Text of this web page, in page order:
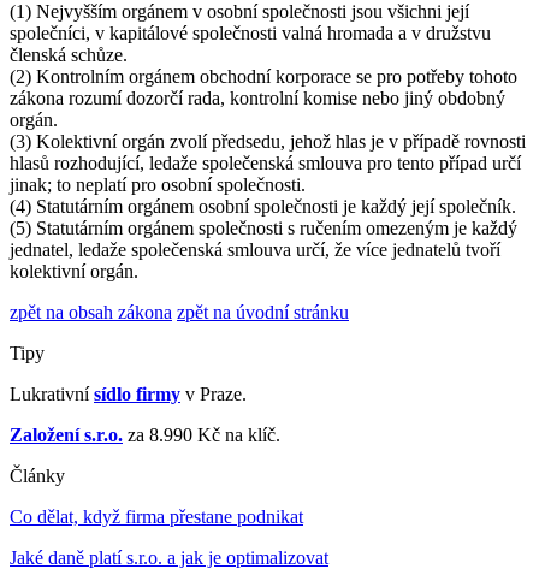
(1) Nejvyšším orgánem v osobní společnosti jsou všichni její
společníci, v kapitálové společnosti valná hromada a v družstvu
členská schůze.
(2) Kontrolním orgánem obchodní korporace se pro potřeby tohoto
zákona rozumí dozorčí rada, kontrolní komise nebo jiný obdobný
orgán.
(3) Kolektivní orgán zvolí předsedu, jehož hlas je v případě rovnosti
hlasů rozhodující, ledaže společenská smlouva pro tento případ určí
jinak; to neplatí pro osobní společnosti.
(4) Statutárním orgánem osobní společnosti je každý její společník.
(5) Statutárním orgánem společnosti s ručením omezeným je každý
jednatel, ledaže společenská smlouva určí, že více jednatelů tvoří
kolektivní orgán.
zpět na obsah zákona zpět na úvodní stránku
Tipy
Lukrativnísídlo firmy v Praze.
Založení s.r.o. za 8.990 Kč na klíč.
Články
Co dělat, když firma přestane podnikat
Jaké daně platí s.r.o. a jak je optimalizovat